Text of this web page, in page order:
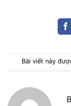
Bài viết này